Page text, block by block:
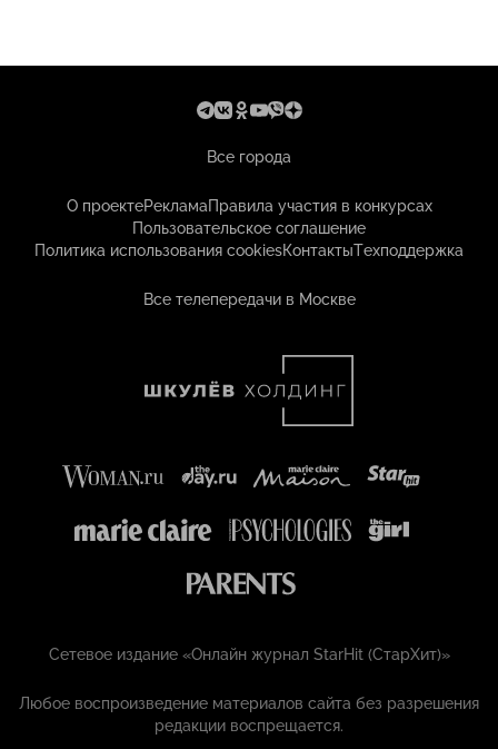
Все города
О проектеРекламаПравила участия в конкурсах
Пользовательское соглашение
Политика использования cookiesКонтактыТехподдержка
Все телепередачи в Москве
Сетевое издание «Онлайн журнал StarHit (СтарХит)»
Любое воспроизведение материалов сайта без разрешения
редакции воспрещается.